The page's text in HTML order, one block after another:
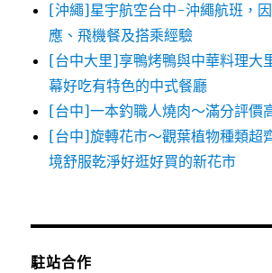
[沖繩]星宇航空台中-沖繩航班，
應、飛機餐及搭乘經驗
[台中大里]享鴨烤鴨與中華料理大
幕好吃有特色的中式餐廳
[台中]一本釣職人燒肉～滿分評價
[台中]旋轉花市～觀葉植物種類超
境舒服乾淨好逛好買的新花市
駐站合作